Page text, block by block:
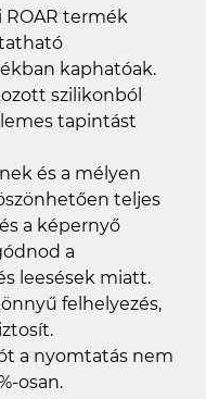
termék
kaphatóak.
szilikonból
tapintást
és a mélyen
teljes
a képernyő
a
leesések miatt.
felhelyezés,
a nyomtatás nem
osan.